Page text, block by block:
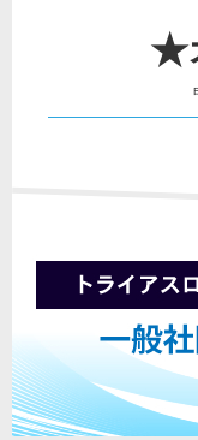
★
申込